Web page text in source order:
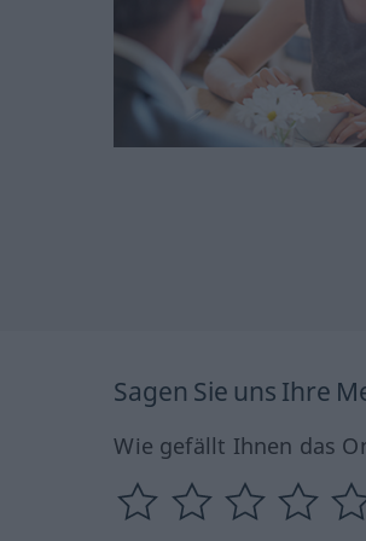
Sagen Sie uns Ihre
Wie gefällt Ihnen das